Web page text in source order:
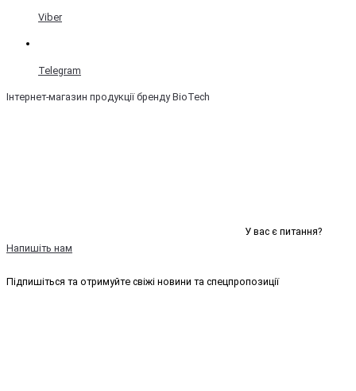
Viber
Telegram
Інтернет-магазин продукції бренду BioTech
У вас є питання?
Напишіть нам
Підпишіться та отримуйте свіжі новини та спецпропозиції